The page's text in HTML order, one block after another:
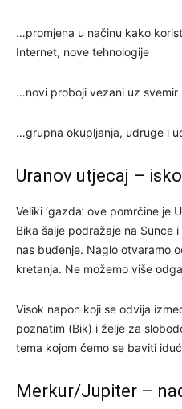
…promjena u načinu kako
Internet, nove tehnologije
…novi proboji vezani uz svemir
…grupna okupljanja, udruge i
Uranov utjecaj –
Veliki ‘gazda’ ove pomrčine je
Bika šalje podražaje na Sunce
nas buđenje. Naglo otvaramo
kretanja. Ne možemo više
Visok napon koji se odvija
poznatim (Bik) i želje za
tema kojom ćemo se baviti
Merkur/Jupiter –